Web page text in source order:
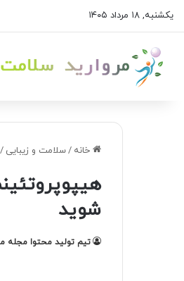
یکشنبه, ۱۸ مرداد ۱۴۰۵
خانه /سلامت و زیبایی /
شوید
تیم تولید محتوا مجله